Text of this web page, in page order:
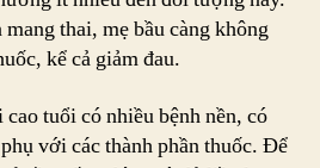
thai, mẹ bầu càng không
kể cả giảm đau.
tuổi có nhiều bệnh nền, có
với các thành phần thuốc. Để